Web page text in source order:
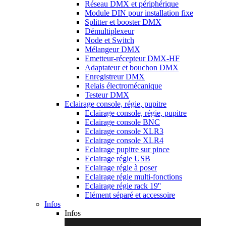
Réseau DMX et périphérique
Module DIN pour installation fixe
Splitter et booster DMX
Démultiplexeur
Node et Switch
Mélangeur DMX
Emetteur-récepteur DMX-HF
Adaptateur et bouchon DMX
Enregistreur DMX
Relais électromécanique
Testeur DMX
Eclairage console, régie, pupitre
Eclairage console, régie, pupitre
Eclairage console BNC
Eclairage console XLR3
Eclairage console XLR4
Eclairage pupitre sur pince
Eclairage régie USB
Eclairage régie à poser
Eclairage régie multi-fonctions
Eclairage régie rack 19''
Elément séparé et accessoire
Infos
Infos